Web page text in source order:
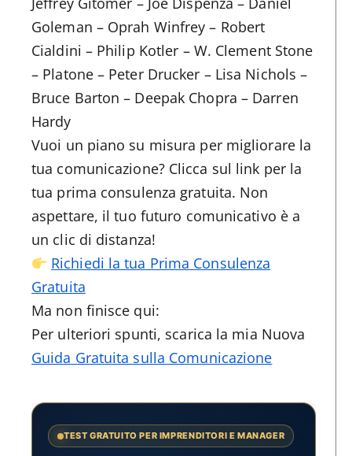
Goleman – Oprah Winfrey – Robert
Cialdini – Philip Kotler – W. Clement Stone
– Platone – Peter Drucker – Lisa Nichols –
Bruce Barton – Deepak Chopra – Darren
Hardy
Vuoi un piano su misura per migliorare la
tua comunicazione? Clicca sul link per la
tua prima consulenza gratuita. Non
aspettare, il tuo futuro comunicativo è a
un clic di distanza!
Richiedi la tua Prima Consulenza
Gratuita
Ma non finisce qui:
Per ulteriori spunti, scarica la mia Nuova
Guida Gratuita sulla Comunicazione
TEST GRATUITO PER IMPRENDITORI E MANAGER